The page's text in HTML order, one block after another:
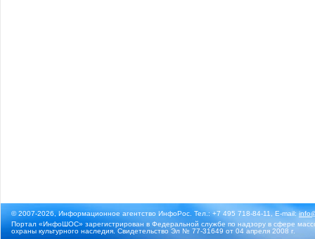
© 2007-2026, Информационное агентство ИнфоРос. Тел.: +7 495 718-84-11, E-mail:
Портал «ИнфоШОС» зарегистрирован в Федеральной службе по надзору в сфере
охраны культурного наследия. Свидетельство Эл № 77-31649 от 04 апреля 2008 г.